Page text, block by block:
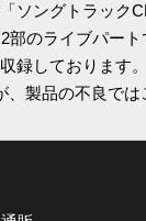
ソングトラック
のライブパー
録しております。
製品の不良では